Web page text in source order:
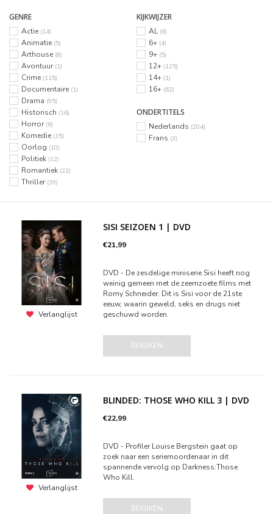
GENRE
Actie (14)
Animatie (5)
Arthouse (8)
Avontuur (1)
Crime (115)
Documentaire (1)
Drama (95)
Historisch (16)
Horror (6)
Komedie (15)
Oorlog (10)
Politiek (12)
Romantiek (22)
Thriller (39)
KIJKWIJZER
AL (6)
6+ (4)
9+ (5)
12+ (125)
14+ (1)
16+ (62)
ONDERTITELS
Nederlands (204)
Frans (3)
Verlanglijst
SISI SEIZOEN 1 | DVD
€21,99
DVD - De zesdelige miniserie Sisi heeft nog
weinig gemeen met de zeemzoete films met
Romy Schneider. Dit is Sisi voor de 21ste
eeuw, waarin geweld, seks en drugs niet
geschuwd worden.
BEKIJKEN
Verlanglijst
BLINDED: THOSE WHO KILL 3 | DVD
€22,99
DVD - Profiler Louise Bergstein gaat op
zoek naar een seriemoordenaar in dit
spannende vervolg op Darkness:Those
Who Kill.
BEKIJKEN